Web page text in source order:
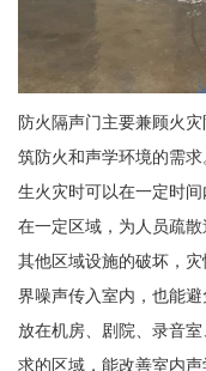
防火隔声门主要兼顾火
筑防火和声学环境的需
生火灾时可以在一定时
在一定区域，为人员疏
其他区域设施的破坏，
界噪声传入室内，也能
放在机房、剧院、录音
求的区域，能改善室内